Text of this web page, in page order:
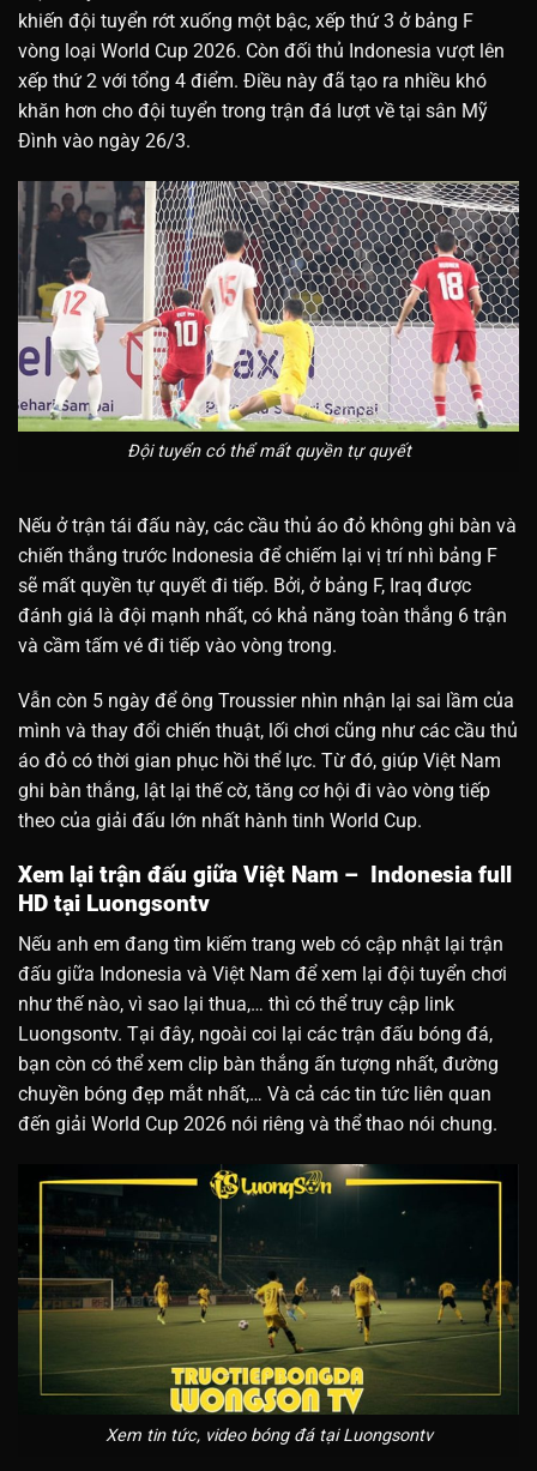
khiến đội tuyển rớt xuống một bậc, xếp thứ 3 ở bảng F
vòng loại World Cup 2026. Còn đối thủ Indonesia vượt lên
xếp thứ 2 với tổng 4 điểm. Điều này đã tạo ra nhiều khó
khăn hơn cho đội tuyển trong trận đá lượt về tại sân Mỹ
Đình vào ngày 26/3.
Đội tuyển có thể mất quyền tự quyết
Nếu ở trận tái đấu này, các cầu thủ áo đỏ không ghi bàn và
chiến thắng trước Indonesia để chiếm lại vị trí nhì bảng F
sẽ mất quyền tự quyết đi tiếp. Bởi, ở bảng F, Iraq được
đánh giá là đội mạnh nhất, có khả năng toàn thắng 6 trận
và cầm tấm vé đi tiếp vào vòng trong.
Vẫn còn 5 ngày để ông Troussier nhìn nhận lại sai lầm của
mình và thay đổi chiến thuật, lối chơi cũng như các cầu thủ
áo đỏ có thời gian phục hồi thể lực. Từ đó, giúp Việt Nam
ghi bàn thắng, lật lại thế cờ, tăng cơ hội đi vào vòng tiếp
theo của giải đấu lớn nhất hành tinh World Cup.
Xem lại trận đấu giữa Việt Nam – Indonesia full
HD tại Luongsontv
Nếu anh em đang tìm kiếm trang web có cập nhật lại trận
đấu giữa Indonesia và Việt Nam để xem lại đội tuyển chơi
như thế nào, vì sao lại thua,… thì có thể truy cập link
Luongsontv. Tại đây, ngoài coi lại các trận đấu bóng đá,
bạn còn có thể xem clip bàn thắng ấn tượng nhất, đường
chuyền bóng đẹp mắt nhất,… Và cả các tin tức liên quan
đến giải World Cup 2026 nói riêng và thể thao nói chung.
Xem tin tức, video bóng đá tại Luongsontv